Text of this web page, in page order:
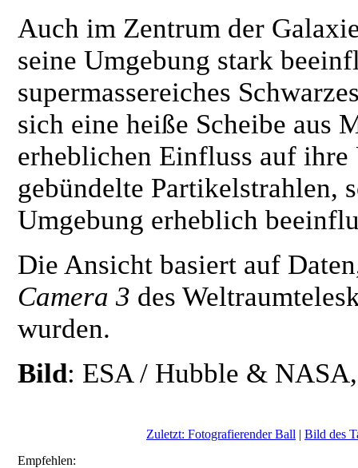
Auch im Zentrum der
seine Umgebung stark
supermassereiches
sich eine heiße Scheibe aus
erheblichen Einfluss auf
gebündelte Partikelstrahlen,
Umgebung erheblich
Die Ansicht basiert auf
Camera 3 des
wurden.
Bild: ESA / Hubble &
Zuletzt: Fotografierender Ball | Bild des
Empfehlen: